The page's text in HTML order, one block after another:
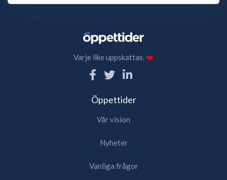
Varje like uppskattas.❤️
Öppettider
Vår vision
Nyheter
Vanliga frågor